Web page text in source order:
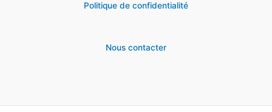
Politique de confidentialité
Nous contacter